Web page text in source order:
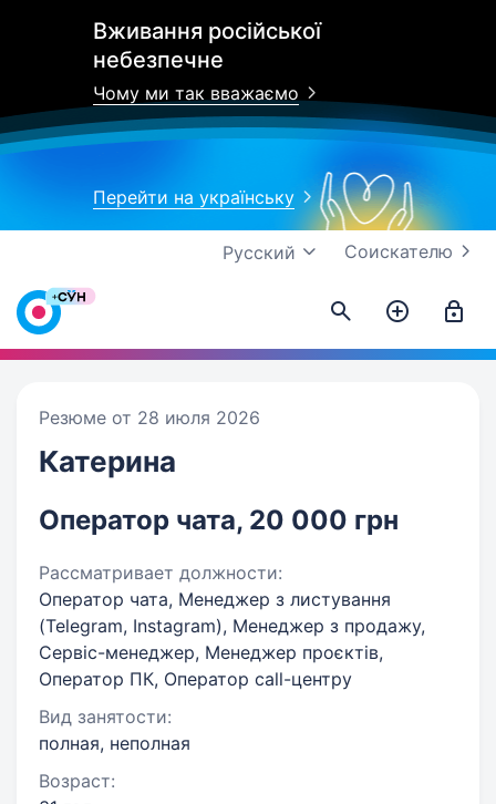
Вживання російської
небезпечне
Чому ми так вважаємо
Перейти на українську
Соискателю
Русский
Резюме от 28 июля 2026
Катерина
Оператор чата, 20 000 грн
Рассматривает должности:
Оператор чата, Менеджер з листування
(Telegram, Instagram), Менеджер з продажу,
Сервіс-менеджер, Менеджер проєктів,
Оператор ПК, Оператор call-центру
Вид занятости:
полная, неполная
Возраст: